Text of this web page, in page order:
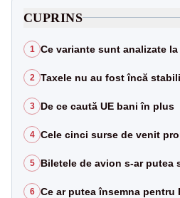
CUPRINS
1 Ce variante sunt analizate
2 Taxele nu au fost încă
3 De ce caută UE bani în plus
4 Cele cinci surse de venit
5 Biletele de avion s-ar putea
6 Ce ar putea însemna pentru